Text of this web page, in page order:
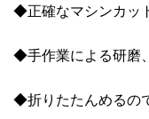
◆正確なマシンカッ
◆手作業による研磨
◆折りたたんめるの